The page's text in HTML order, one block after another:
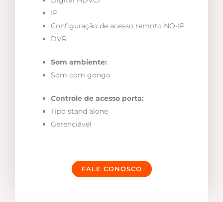
IP
Configuração de acesso remoto NO-IP
DVR
Som ambiente:
Som com gongo
Controle de acesso porta:
Tipo stand alone
Gerenciável
FALE CONOSCO